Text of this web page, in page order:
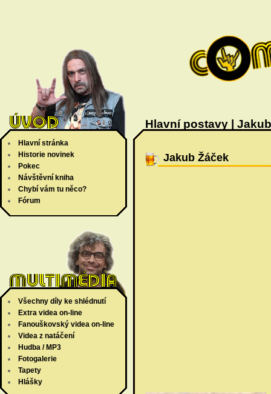
Hlavní stránka
Historie novinek
Pokec
Návštěvní kniha
Chybí vám tu něco?
Fórum
Všechny díly ke shlédnutí
Extra videa on-line
Fanouškovský videa on-line
Videa z natáčení
Hudba / MP3
Fotogalerie
Tapety
Hlášky
Hlavní postavy |
Jakub Žáček